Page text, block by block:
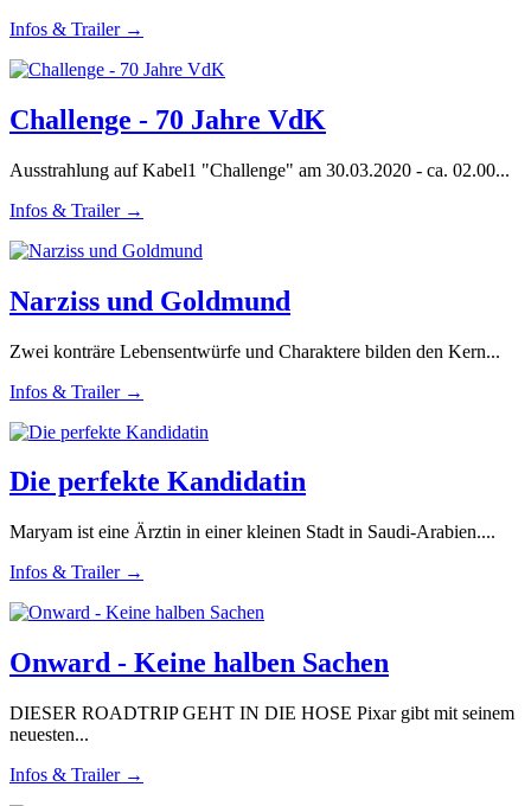
Infos & Trailer →
Challenge - 70 Jahre VdK
Ausstrahlung auf Kabel1 "Challenge" am 30.03.2020 - ca. 02.00...
Infos & Trailer →
Narziss und Goldmund
Zwei konträre Lebensentwürfe und Charaktere bilden den Kern...
Infos & Trailer →
Die perfekte Kandidatin
Maryam ist eine Ärztin in einer kleinen Stadt in Saudi-Arabien....
Infos & Trailer →
Onward - Keine halben Sachen
DIESER ROADTRIP GEHT IN DIE HOSE Pixar gibt mit seinem
neuesten...
Infos & Trailer →